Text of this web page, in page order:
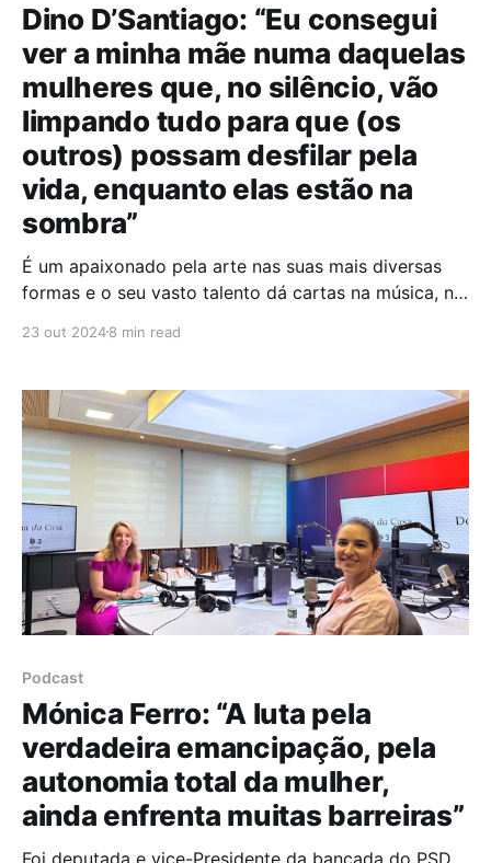
Dino D’Santiago: “Eu consegui
ver a minha mãe numa daquelas
mulheres que, no silêncio, vão
limpando tudo para que (os
outros) possam desfilar pela
vida, enquanto elas estão na
sombra”
É um apaixonado pela arte nas suas mais diversas
formas e o seu vasto talento dá cartas na música, na
Vencedor de diversos prémios, Dino D’Santiago é um
vindo a construir um caminho pautado
23 out 20248 min read
Podcast
Mónica Ferro: “A luta pela
verdadeira emancipação, pela
autonomia total da mulher,
ainda enfrenta muitas barreiras”